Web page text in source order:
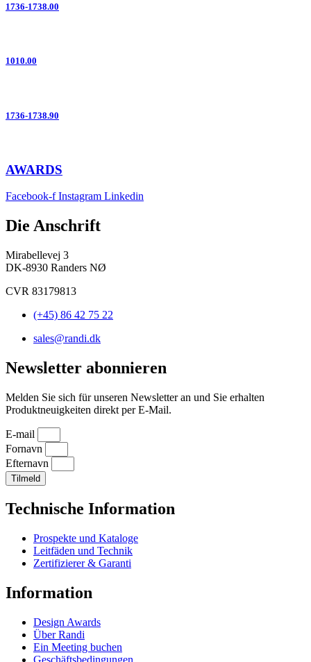
1736-1738.00
1010.00
1736-1738.90
AWARDS
Facebook-f Instagram Linkedin
Die Anschrift
Mirabellevej 3
DK-8930 Randers NØ
CVR 83179813
(+45) 86 42 75 22
sales@randi.dk
Newsletter abonnieren
Melden Sie sich für unseren Newsletter an und Sie erhalten
Produktneuigkeiten direkt per E-Mail.
E-mail
Fornavn
Efternavn
Tilmeld
Technische Information
Prospekte und Kataloge
Leitfäden und Technik
Zertifizierer & Garanti
Information
Design Awards
Über Randi
Ein Meeting buchen
Geschäftsbedingungen